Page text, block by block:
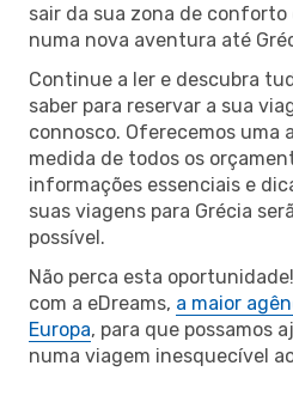
sair da sua zona de conforto
numa nova aventura até
Continue a ler e descubra
saber para reservar a sua
connosco. Oferecemos uma
medida de todos os
informações essenciais e
suas viagens para Grécia
possível.
Não perca esta
com a eDreams, a maior
Europa, para que possamos
numa viagem inesquecível